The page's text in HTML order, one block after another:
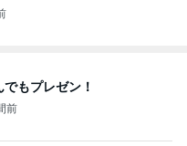
もプレゼン！
前